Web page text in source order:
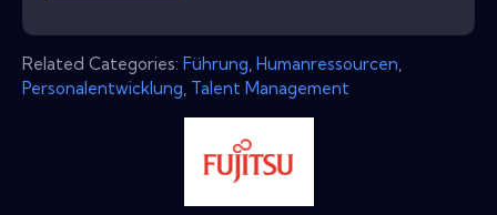
Related Categories: Führung Humanressourcen
Personalentwicklung Talent Management